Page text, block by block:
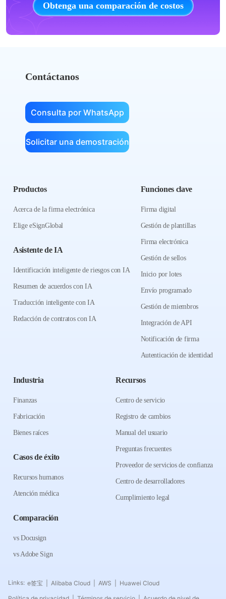
Obtenga una comparación de costos
Contáctanos
Consulta por WhatsApp
Solicitar una demostración
Productos
Acerca de la firma electrónica
Elige eSignGlobal
Asistente de IA
Identificación inteligente de riesgos con IA
Resumen de acuerdos con IA
Traducción inteligente con IA
Redacción de contratos con IA
Funciones clave
Firma digital
Gestión de plantillas
Firma electrónica
Gestión de sellos
Inicio por lotes
Envío programado
Gestión de miembros
Integración de API
Notificación de firma
Autenticación de identidad
Industria
Finanzas
Fabricación
Bienes raíces
Casos de éxito
Recursos humanos
Atención médica
Comparación
vs Docusign
vs Adobe Sign
Recursos
Centro de servicio
Registro de cambios
Manual del usuario
Preguntas frecuentes
Proveedor de servicios de confianza
Centro de desarrolladores
Cumplimiento legal
Links: e签宝 Alibaba Cloud AWS
Huawei Cloud